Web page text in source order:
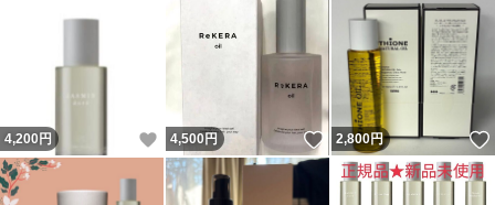
4,200 円 いいね！
4,500円 いいね！
2,800円